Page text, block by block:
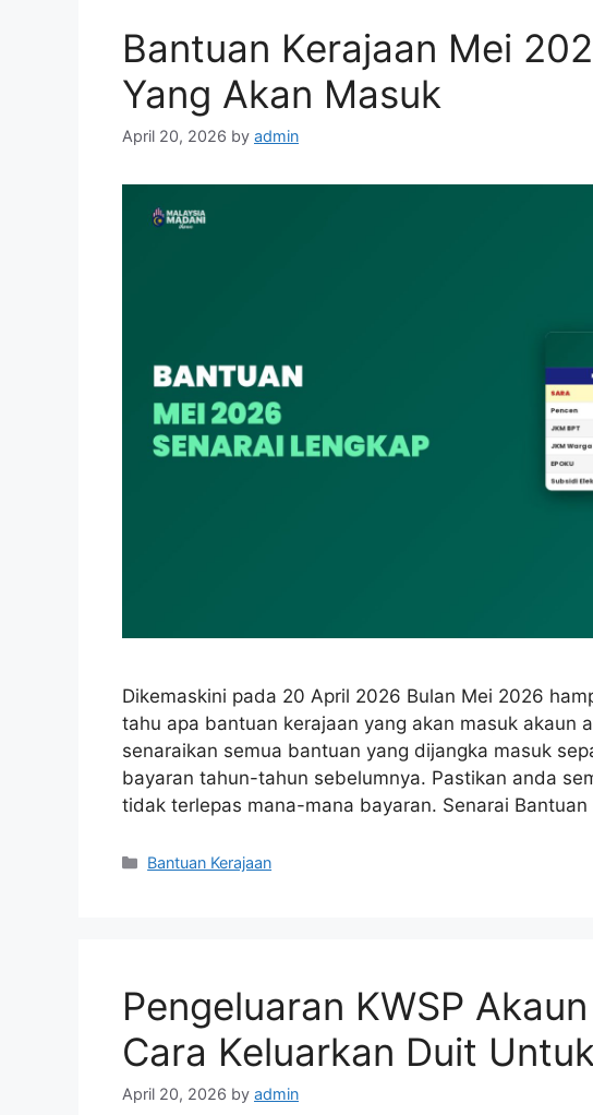
Bantuan Kerajaan Mei
Yang Akan Masuk
April 20, 2026 by admin
Dikemaskini pada 20 April 2026 Bulan Mei 2026
tahu apa bantuan kerajaan yang akan masuk akaun
senaraikan semua bantuan yang dijangka masuk
bayaran tahun-tahun sebelumnya. Pastikan anda
tidak terlepas mana-mana bayaran. Senarai
Categories
Bantuan Kerajaan
Pengeluaran KWSP
Cara Keluarkan Duit
April 20, 2026 by admin